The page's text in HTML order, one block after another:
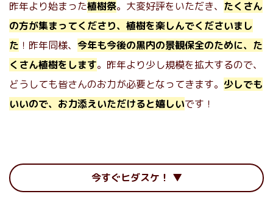
昨年より始まった植樹祭。大変好評をいただき、 たくさん
の方が集まってくださり、植樹を楽しんでくださいまし
た ！昨年同様、 今年も今後の黒内の景観保全のために、た
くさん植樹をします。昨年より少し規模を拡大するので、
どうしても皆さんのお力が必要となってきます。 少しでも
いいので、お力添えいただけると嬉しいです！
今すぐヒダスケ！